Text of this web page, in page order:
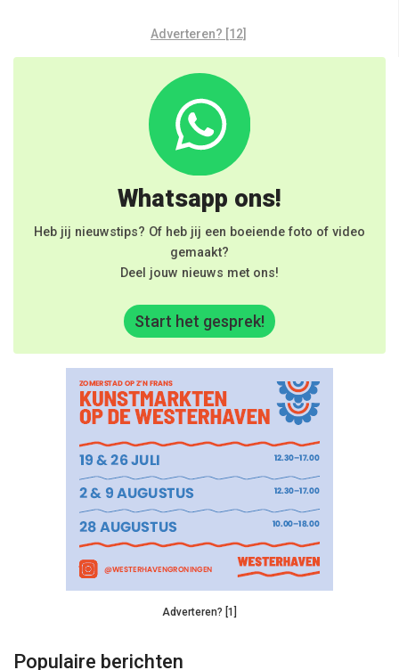
Adverteren? [12]
Whatsapp ons!
Heb jij nieuwstips? Of heb jij een boeiende foto of video
gemaakt?
Deel jouw nieuws met ons!
Start het gesprek!
Adverteren? [1]
Populaire berichten